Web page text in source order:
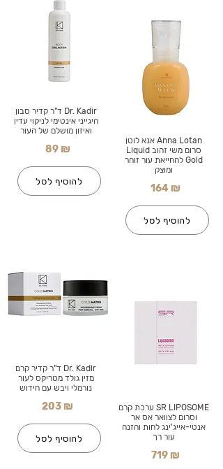
Dr. Kadir ד"ר קדיר סבון
היגייני אינטימי לניקוי עדין
ואיזון מושלם של העור
89 ₪
להוסיף לסל
Dr. Kadir ד"ר קדיר קרם
מזין גולד מטריקס לעור
נורמלי ויבש עם חידוש
203 ₪
להוסיף לסל
Anna Lotan אנא לוטן
סרום משי זהוב Liquid
Gold להחייאת עור זוהר
ומוצק
164 ₪
להוסיף לסל
SR LIPOSOME ערכת קרם
וסרום לצוואר אס אר
אנטי-אייג'ינג לחות והזנה
עור רך
719 ₪